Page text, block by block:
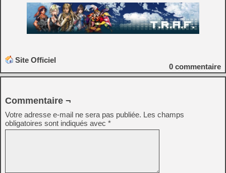
Site Officiel
0 commentaire
Commentaire ¬
Votre adresse e-mail ne sera pas publiée. Les champs
obligatoires sont indiqués avec *